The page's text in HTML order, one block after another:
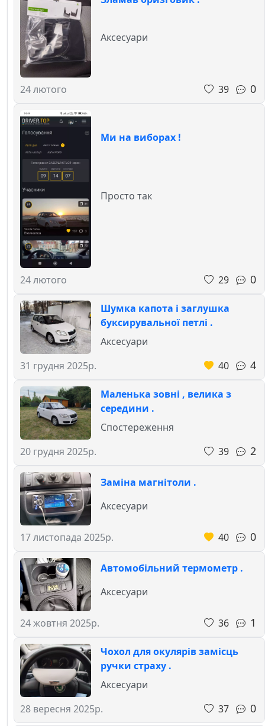
24 лютого
Аксесуари
39 0
Ми на виборах !
24 лютого
Просто так
29 0
Шумка капота і заглушка
буксирувальної петлі .
31 грудня 2025р.
Аксесуари
40
4
Маленька зовні , велика з
середини .
20 грудня 2025р.
Спостереження
39
2
Заміна магнітоли .
17 листопада 2025р.
Аксесуари
40 0
Автомобільний термометр .
24 жовтня 2025р.
Аксесуари
36 1
Чохол для окулярів замісць
ручки страху .
28 вересня 2025р.
Аксесуари
37
0